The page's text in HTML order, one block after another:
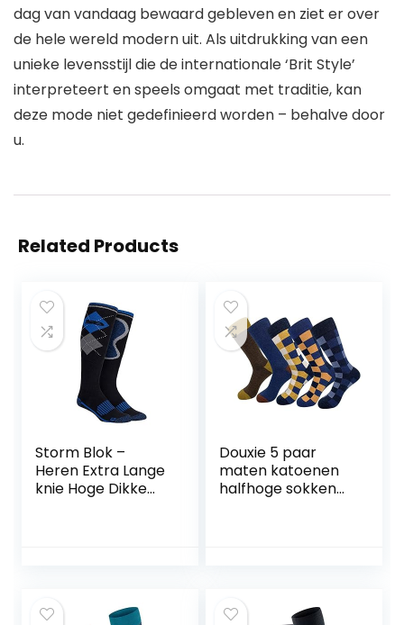
dag van vandaag bewaard gebleven en ziet er over
de hele wereld modern uit. Als uitdrukking van een
unieke levensstijl die de internationale ‘Brit Style’
interpreteert en speels omgaat met traditie, kan
deze mode niet gedefinieerd worden – behalve door
u.
Related Products
Storm Blok –
Heren Extra Lange
knie Hoge Dikke
Douxie 5 paar
maten katoenen
halfhoge sokken